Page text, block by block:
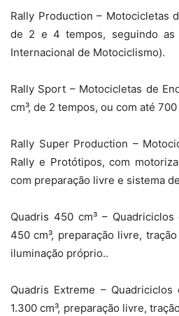
Rally Production – Motocicletas
de 2 e 4 tempos, seguindo as
Internacional de Motociclismo).
Rally Sport – Motocicletas de
cm³, de 2 tempos, ou com até
Rally Super Production –
Rally e Protótipos, com
com preparação livre e sistema
Quadris 450 cm³ –
450 cm³, preparação livre,
iluminação próprio..
Quadris Extreme –
1.300 cm³, preparação livre,